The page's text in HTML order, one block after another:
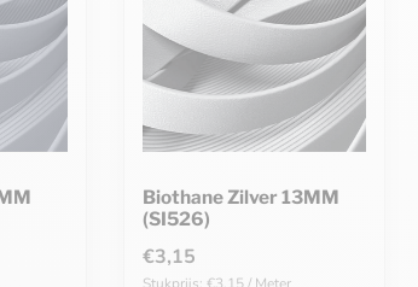
Biothane Zilver 13MM
(SI526)
€3,15